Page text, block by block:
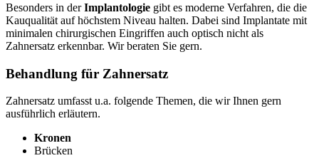
Besonders in derImplantologie gibt es moderne Verfahren, die die
Kauqualität auf höchstem Niveau halten. Dabei sind Implantate mit
minimalen chirurgischen Eingriffen auch optisch nicht als
Zahnersatz erkennbar. Wir beraten Sie gern.
Behandlung für Zahnersatz
Zahnersatz umfasst u.a. folgende Themen, die wir Ihnen gern
ausführlich erläutern.
Kronen
Brücken